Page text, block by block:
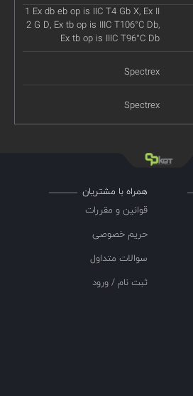
1 Ex db eb op is IIC T4 Gb X, Ex II
2 G D, Ex tb op is IIIC T106°C Db,
Ex tb op is IIIC T96°C Db
Spectrex
Spectrex
همراه با مشتریان
قوانین و مقررات
حریم خصوصی
سوالات متداول
ثبت نام / ورود